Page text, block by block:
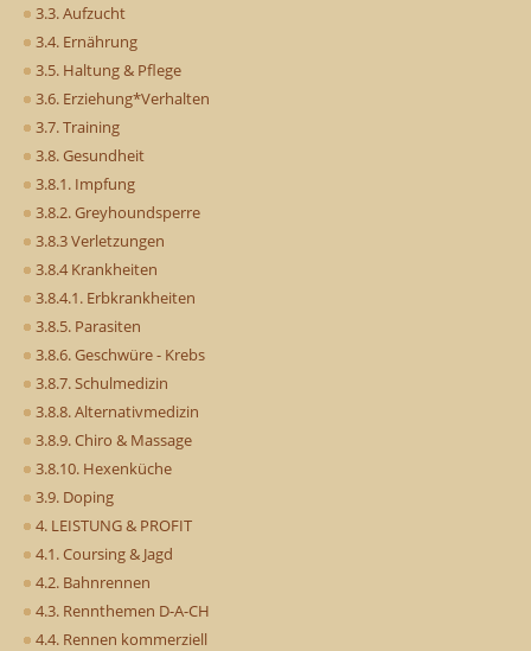
3.3. Aufzucht
3.4. Ernährung
3.5. Haltung & Pflege
3.6. Erziehung*Verhalten
3.7. Training
3.8. Gesundheit
3.8.1. Impfung
3.8.2. Greyhoundsperre
3.8.3 Verletzungen
3.8.4 Krankheiten
3.8.4.1. Erbkrankheiten
3.8.5. Parasiten
3.8.6. Geschwüre - Krebs
3.8.7. Schulmedizin
3.8.8. Alternativmedizin
3.8.9. Chiro & Massage
3.8.10. Hexenküche
3.9. Doping
4. LEISTUNG & PROFIT
4.1. Coursing & Jagd
4.2. Bahnrennen
4.3. Rennthemen D-A-CH
4.4. Rennen kommerziell